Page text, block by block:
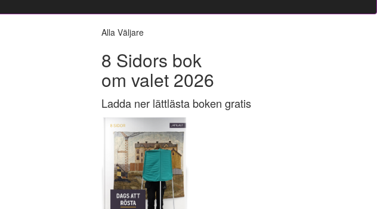
Alla Väljare
8 Sidors bok
om valet 2026
Ladda ner lättlästa boken gratis